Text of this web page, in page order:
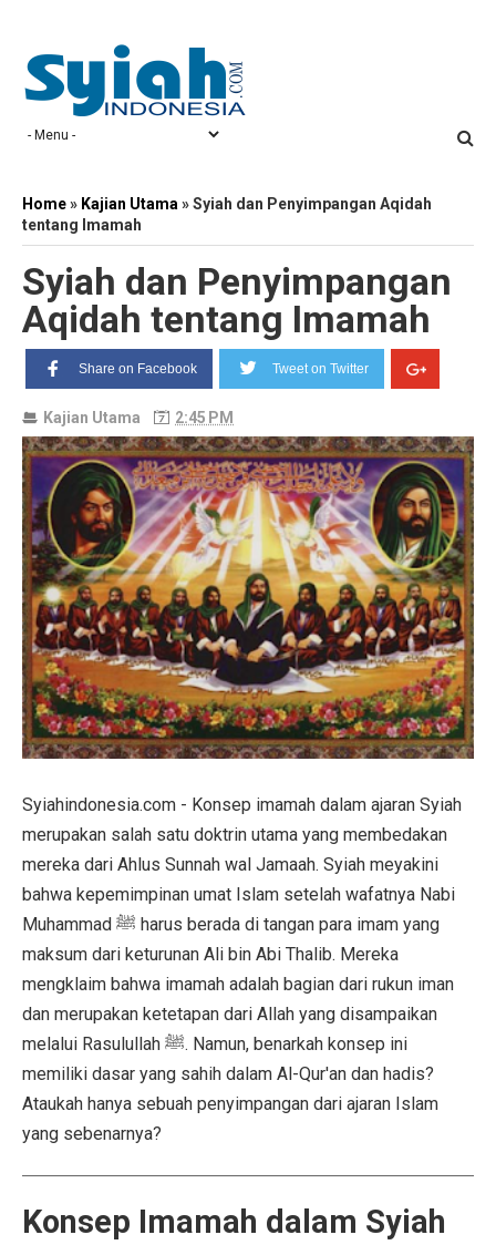
Home» Kajian Utama »Syiah dan Penyimpangan Aqidah
tentang Imamah
Syiah dan Penyimpangan
Aqidah tentang Imamah
Share on Facebook Tweet on Twitter
Kajian Utama 2:45 PM
Syiahindonesia.com - Konsep imamah dalam ajaran Syiah
merupakan salah satu doktrin utama yang membedakan
mereka dari Ahlus Sunnah wal Jamaah. Syiah meyakini
bahwa kepemimpinan umat Islam setelah wafatnya Nabi
Muhammad ﷺ harus berada di tangan para imam yang
maksum dari keturunan Ali bin Abi Thalib. Mereka
mengklaim bahwa imamah adalah bagian dari rukun iman
dan merupakan ketetapan dari Allah yang disampaikan
melalui Rasulullah ﷺ. Namun, benarkah konsep ini
memiliki dasar yang sahih dalam Al-Qur'an dan hadis?
Ataukah hanya sebuah penyimpangan dari ajaran Islam
yang sebenarnya?
Konsep Imamah dalam Syiah